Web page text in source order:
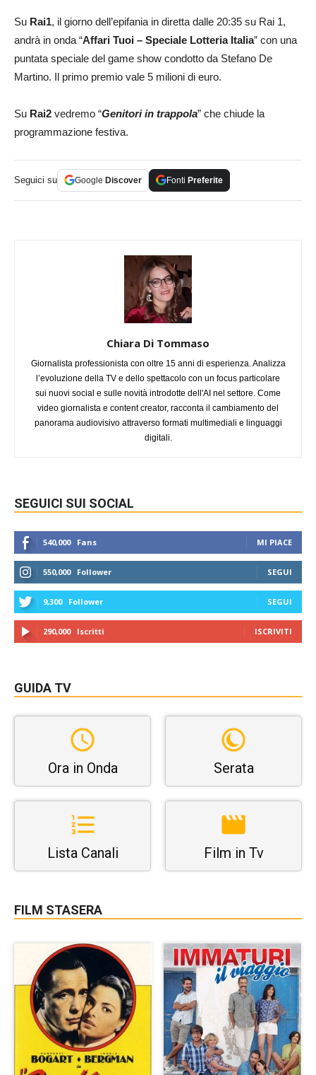
Su Rai1, il giorno dell’epifania in diretta dalle 20:35 su Rai 1,
andrà in onda “Affari Tuoi – Speciale Lotteria Italia” con una
puntata speciale del game show condotto da Stefano De
Martino. Il primo premio vale 5 milioni di euro.
Su Rai2 vedremo “Genitori in trappola” che chiude la
programmazione festiva.
Seguici su Google Discover Fonti Preferite
Chiara Di Tommaso
Giornalista professionista con oltre 15 anni di esperienza. Analizza
l’evoluzione della TV e dello spettacolo con un focus particolare
sui nuovi social e sulle novità introdotte dell'AI nel settore. Come
video giornalista e content creator, racconta il cambiamento del
panorama audiovisivo attraverso formati multimediali e linguaggi
digitali.
SEGUICI SUI SOCIAL
540,000 Fans MI PIACE
550,000 Follower SEGUI
9,300 Follower SEGUI
290,000 Iscritti ISCRIVITI
GUIDA TV
Ora in Onda Serata
Lista Canali Film in Tv
FILM STASERA